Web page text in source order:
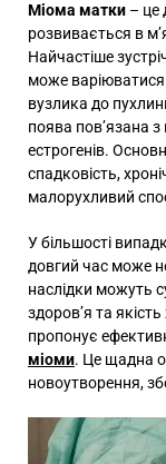
Міома матки – це
розвивається в
Найчастіше
може варіюватися
вузлика до
поява пов’язана
естрогенів.
спадковість,
малорухливий
У більшості
довгий час може
наслідки можуть
здоров’я та
пропонує
міоми. Це щадна
новоутворення,